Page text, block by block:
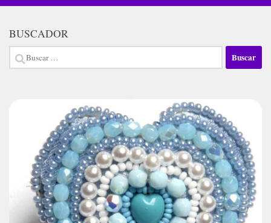
BUSCADOR
Buscar: